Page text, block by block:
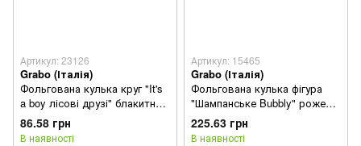
Артикул: 23126
Grabo (Італія)
Фольгована кулька круг "It's
a boy лісові друзі" блакитна
Grabo 18" (45см) 1шт.
86.58 грн
В наявності
Артикул: 15465
Grabo (Італія)
Фольгована кулька фігура
"Шампанське Bubbly" рожева
Grabo 44х103см (1шт).
225.63 грн
В наявності